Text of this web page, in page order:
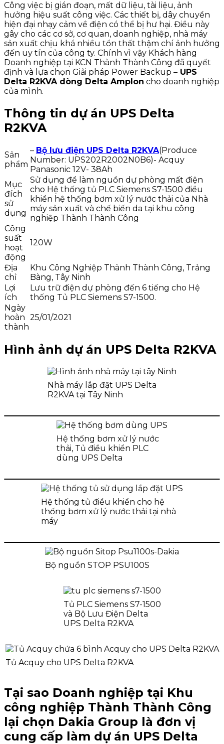
Công việc bị gián đoạn, mất dữ liệu, tài liệu, ảnh
hưởng hiệu suất công việc. Các thiết bị, dây chuyền
hiện đại nhạy cảm về điện có thể bị hư hại. Điều này
gây cho các cơ sở, cơ quan, doanh nghiệp, nhà máy
sản xuất chịu khá nhiều tổn thất thậm chí ảnh hưởng
đến uy tín của công ty. Chính vì vậy Khách hàng
Doanh nghiệp tại KCN Thành Thành Công đã quyết
định và lựa chọn Giải pháp Power Backup – UPS
Delta R2KVA dòng Delta Amplon cho doanh nghiệp
của mình.
Thông tin dự án UPS Delta
R2KVA
Sản
phẩm
– Bộ lưu điện UPS Delta R2KVA(Produce
Number: UPS202R2002N0B6)- Acquy
Panasonic 12V- 38Ah
Mục
đích
sử
dụng
Sử dụng để làm nguồn dự phòng mất điện
cho Hệ thống tủ PLC Siemens S7-1500 điều
khiển hệ thống bơm xử lý nước thải của Nhà
máy sản xuất và chế biến da tại khu công
nghiệp Thành Thành Công
Công
suất
hoạt
động
120W
Địa
chỉ
Khu Công Nghiệp Thành Thành Công, Trảng
Bàng, Tây Ninh
Lợi
ích
Lưu trữ điện dự phòng đến 6 tiếng cho Hệ
thống Tủ PLC Siemens S7-1500.
Ngày
hoàn
thành
25/01/2021
Hình ảnh dự án UPS Delta R2KVA
Nhà máy lắp đặt UPS Delta
R2KVA tại Tây Ninh
Hệ thống bơm xử lý nước
thải, Tủ điều khiển PLC
dùng UPS Delta
Hệ thống tủ điều khiển cho hệ
thống bơm xử lý nước thải tại nhà
máy
Bộ nguồn STOP PSU100S
Tủ PLC Siemens S7-1500
và Bộ Lưu Điện Delta
UPS Delta R2KVA
Tủ Acquy cho UPS Delta R2KVA
Tại sao Doanh nghiệp tại Khu
công nghiệp Thành Thành Công
lại chọn Dakia Group là đơn vị
cung cấp làm dự án UPS Delta